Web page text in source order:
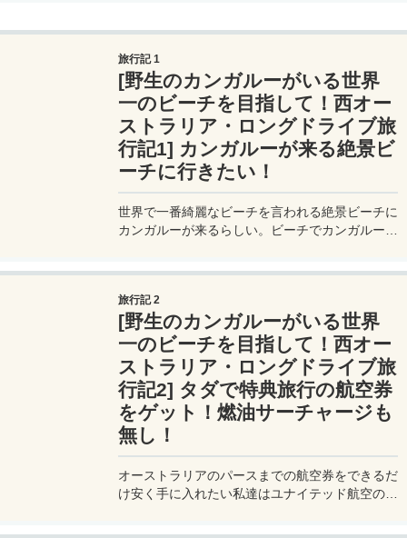
から、これはもう旅行でなくて冒険だ。
旅行記 1
[野生のカンガルーがいる世界
一のビーチを目指して！西オー
ストラリア・ロングドライブ旅
行記1] カンガルーが来る絶景ビ
ーチに行きたい！
世界で一番綺麗なビーチを言われる絶景ビーチに
カンガルーが来るらしい。ビーチでカンガルーと
旅行記 2
[野生のカンガルーがいる世界
一のビーチを目指して！西オー
ストラリア・ロングドライブ旅
行記2] タダで特典旅行の航空券
をゲット！燃油サーチャージも
無し！
オーストラリアのパースまでの航空券をできるだ
け安く手に入れたい私達はユナイテッド航空のマ